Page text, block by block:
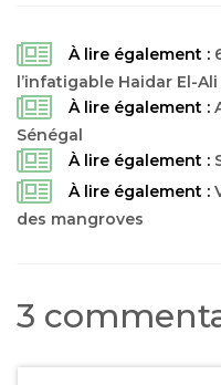
À lire également :
l’infatigable Haidar El-
À lire également :
Sénégal
À lire également :
À lire également :
des mangroves
3